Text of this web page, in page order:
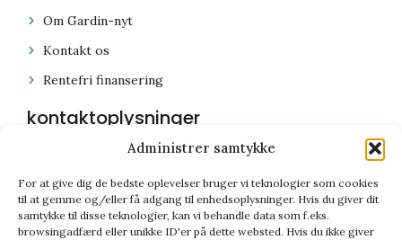
Administrer samtykke
For at give dig de bedste oplevelser bruger vi teknologier som cookies
til at gemme og/eller få adgang til enhedsoplysninger. Hvis du giver dit
samtykke til disse teknologier, kan vi behandle data som f.eks.
browsingadfærd eller unikke ID'er på dette websted. Hvis du ikke giver
Om Gardin-nyt
Kontakt os
Rentefri finansering
kontaktoplysninger
gardin-nyt@gardin-nyt.dk
Stenhusvej 52, 4300 Holbæk